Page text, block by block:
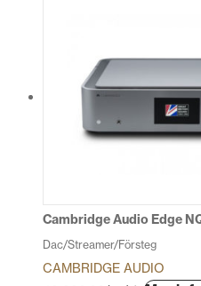
Cambridge Audio Edge
Dac/Streamer/Försteg
CAMBRIDGE AUDIO